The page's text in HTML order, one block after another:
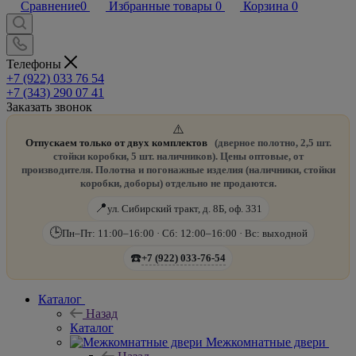
Сравнение0 Избранные товары 0 Корзина 0
Телефоны
+7 (922) 033 76 54
+7 (343) 290 07 41
Заказать звонок
⚠️
Отпускаем только от двух комплектов
(дверное полотно, 2,5 шт.
стойки коробки, 5 шт. наличников). Цены оптовые, от
производителя. Полотна и погонажные изделия (наличники, стойки
коробки, доборы) отдельно не продаются.
📍ул. Сибирский тракт, д. 8Б, оф. 331
🕒Пн–Пт: 11:00–16:00 · Сб: 12:00–16:00 · Вс: выходной
☎️+7 (922) 033-76-54
Каталог
Назад
Каталог
Межкомнатные двери